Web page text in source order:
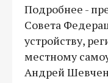
Подробнее -
Совета
устройству,
местному
Андрей